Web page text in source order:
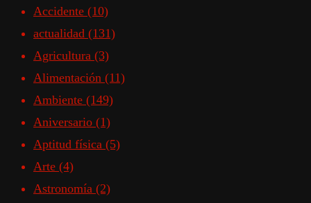
Accidente (10)
actualidad (131)
Agricultura (3)
Alimentación (11)
Ambiente (149)
Aniversario (1)
Aptitud física (5)
Arte (4)
Astronomía (2)